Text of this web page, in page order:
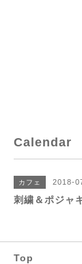
Calendar
カフェ 2018-
刺繍＆ポジャ
Top